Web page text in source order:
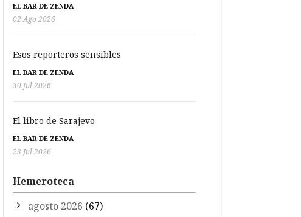
EL BAR DE ZENDA
02 Ago 2026
Esos reporteros sensibles
EL BAR DE ZENDA
30 Jul 2026
El libro de Sarajevo
EL BAR DE ZENDA
23 Jul 2026
Hemeroteca
agosto 2026 (67)